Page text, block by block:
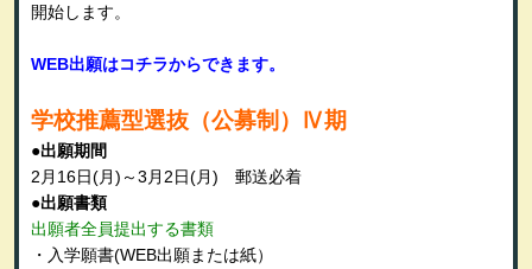
開始します。
WEB出願はコチラからできます。
学校推薦型選抜（公募制）Ⅳ期
●出願期間
2月16日(月) ～3月 2日(月) 郵送必着
●出願書類
出願者全員提出する書類
・入学願書(WEB出願または紙）